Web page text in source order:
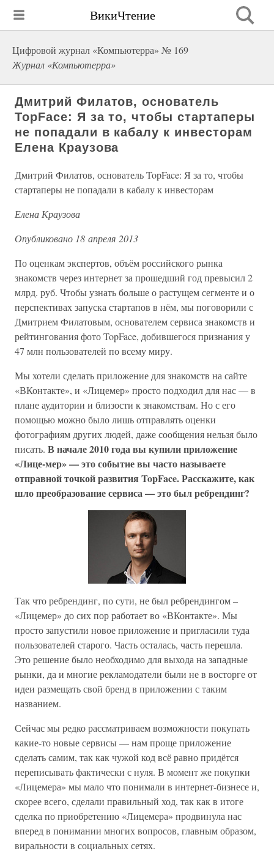
ВикиЧтение
Цифровой журнал «Компьютерра» № 169
Журнал «Компьютерра»
Дмитрий Филатов, основатель
TopFace: Я за то, чтобы стартаперы
не попадали в кабалу к инвесторам
Елена Краузова
Дмитрий Филатов, основатель TopFace: Я за то, чтобы
стартаперы не попадали в кабалу к инвесторам
Елена Краузова
Опубликовано 18 апреля 2013
По оценкам экспертов, объём российского рынка
знакомств через интернет за прошедший год превысил 2
млрд. руб. Чтобы узнать больше о растущем сегменте и о
перспективах запуска стартапов в нём, мы поговорили с
Дмитрием Филатовым, основателем сервиса знакомств и
рейтингования фото TopFace, добившегося признания у
47 млн пользователей по всему миру.
Мы хотели сделать приложение для знакомств на сайте
«ВКонтакте», и «Лицемер» просто подходил для нас — в
плане аудитории и близости к знакомствам. Но с его
помощью можно было лишь отправлять оценки
фотографиям других людей, даже сообщения нельзя было
писать. В начале 2010 года вы купили приложение
«Лице-мер» — это событие вы часто называете
отправной точкой развития TopFace. Расскажите, как
шло преобразование сервиса — это был ребрендинг?
Так что ребрендинг, по сути, не был ребрендингом –
«Лицемер» до сих пор работает во «ВКонтакте». Мы
просто запустили новое приложение и пригласили туда
пользователей старого. Часть осталась, часть перешла.
Это решение было необходимо для выхода на западные
рынки, да и многие рекламодатели были не в восторге от
идеи размещать свой бренд в приложении с таким
названием.
Сейчас мы редко рассматриваем возможности покупать
какие-то новые сервисы — нам проще приложение
сделать самим, так как чужой код всё равно придётся
переписывать фактически с нуля. В момент же покупки
«Лицемера» мы мало что понимали в интернет-бизнесе и,
скорее всего, сделали правильный ход, так как в итоге
сделка по приобретению «Лицемера» продвинула нас
вперед в понимании многих вопросов, главным образом,
виральности в социальных сетях.